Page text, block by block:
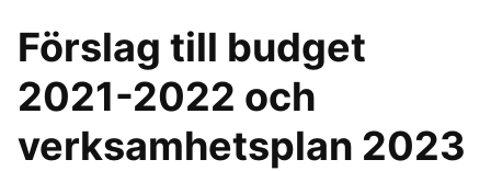
Förslag till budget
2021-2022 och
verksamhetsplan 2023